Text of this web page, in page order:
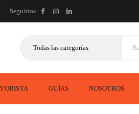
Seguinos
GUÍAS NOSOTROS